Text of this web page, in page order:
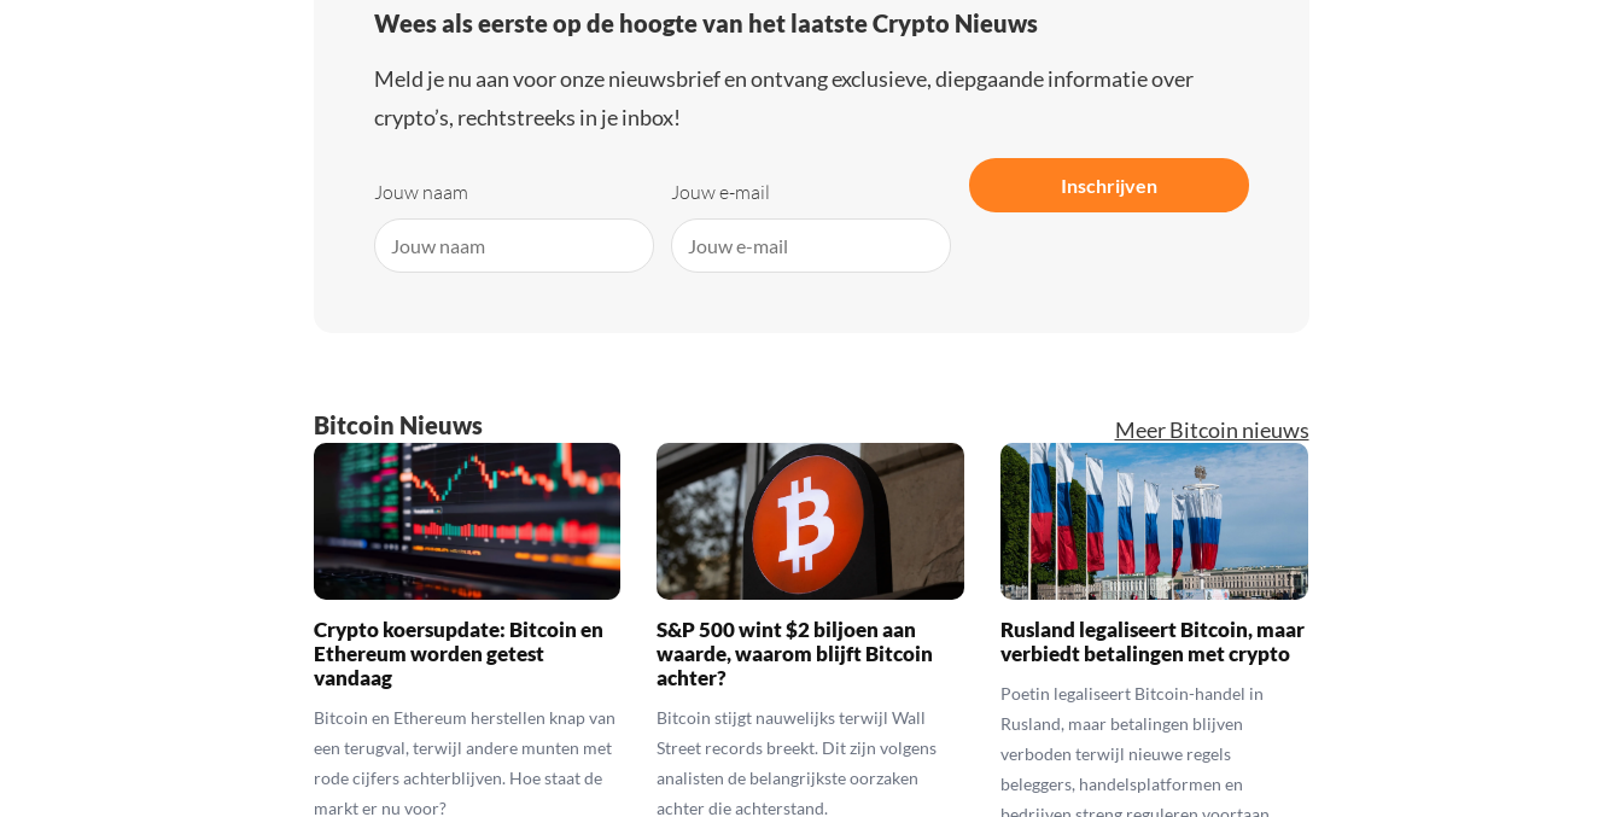
Wees als eerste op de hoogte van het laatste Crypto Nieuws
Meld je nu aan voor onze nieuwsbrief en ontvang exclusieve, diepgaande informatie over
crypto’s, rechtstreeks in je inbox!
Jouw naam Jouw e-mail Inschrijven
Bitcoin Nieuws Meer Bitcoin nieuws
Crypto koersupdate: Bitcoin en
Ethereum worden getest
vandaag
Bitcoin en Ethereum herstellen knap van
een terugval, terwijl andere munten met
rode cijfers achterblijven. Hoe staat de
markt er nu voor?
S&P 500 wint $2 biljoen aan
waarde, waarom blijft Bitcoin
achter?
Bitcoin stijgt nauwelijks terwijl Wall
Street records breekt. Dit zijn volgens
analisten de belangrijkste oorzaken
achter die achterstand.
Rusland legaliseert Bitcoin, maar
verbiedt betalingen met crypto
Poetin legaliseert Bitcoin-handel in
Rusland, maar betalingen blijven
verboden terwijl nieuwe regels
beleggers, handelsplatformen en